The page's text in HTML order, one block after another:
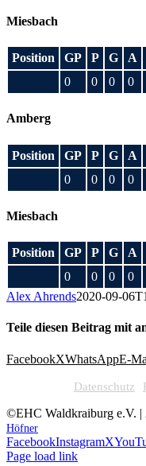
Miesbach
Position GP P G A
0
0 0 0
Amberg
Position GP P G A
0
0 0 0
Miesbach
Position GP P G A
0
0 0 0
Alex Ahrends2020-09-
Teile diesen Beitrag mit
FacebookXWhatsAppE-
Datenschutz
©EHC Waldkraiburg e.V. |
Höfner
FacebookInstagramX
Page load link